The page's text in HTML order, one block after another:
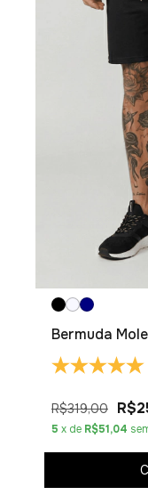
Bermuda
R$319,00
5 x de R$51,04